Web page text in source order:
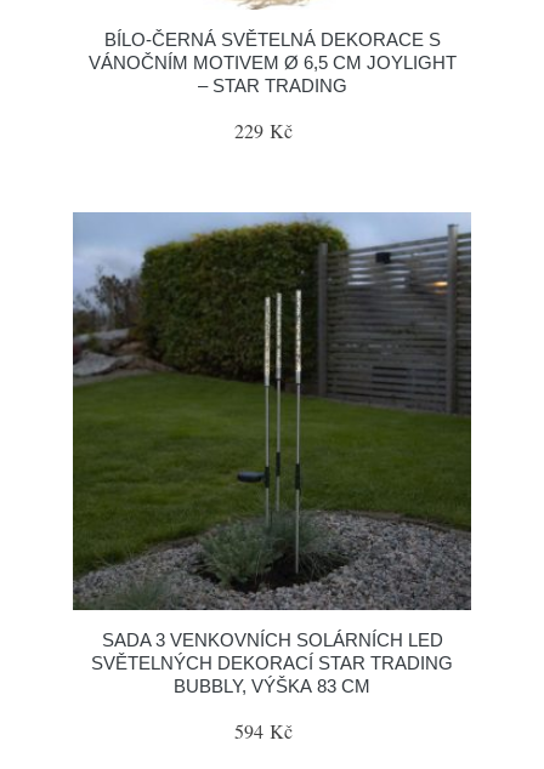
BÍLO-ČERNÁ SVĚTELNÁ DEKORACE S
VÁNOČNÍM MOTIVEM Ø 6,5 CM JOYLIGHT
– STAR TRADING
229 Kč
SADA 3 VENKOVNÍCH SOLÁRNÍCH LED
SVĚTELNÝCH DEKORACÍ STAR TRADING
BUBBLY, VÝŠKA 83 CM
594 Kč